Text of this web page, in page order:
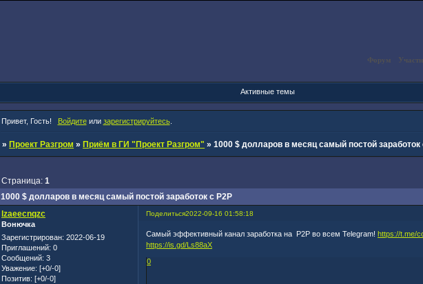
Форум
Активные темы
Привет, Гость! Войдитеили зарегистрируйтесь.
»Проект Разгром »Приём в ГИ "Проект Разгром" »1000 $ долларов в месяц самый постой заработок
1000 $ долларов в месяц самый постой заработок с P2P
Страница:1
Поделиться2022-09-16 01:58:18
lzaeecnqzc
Вонючка
Зарегистрирован: 2022-06-19
Приглашений: 0
Сообщений: 3
Уважение: [+0/-0]
Позитив: [+0/-0]
Самый эффективный канал заработка на P2P во всем Telegram!https://t.me/
https://is.gd/Ls88aX
0